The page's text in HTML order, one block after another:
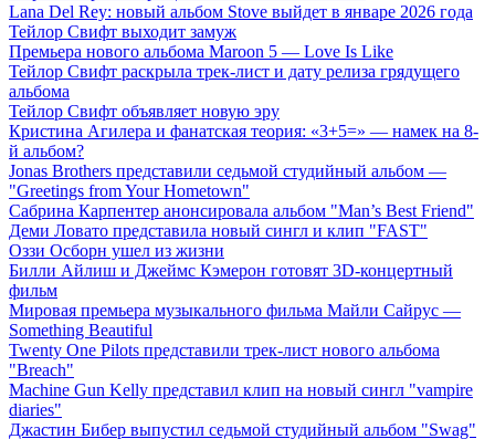
Lana Del Rey: новый альбом Stove выйдет в январе 2026 года
Тейлор Свифт выходит замуж
Премьера нового альбома Maroon 5 — Love Is Like
Тейлор Свифт раскрыла трек-лист и дату релиза грядущего
альбома
Тейлор Свифт объявляет новую эру
Кристина Агилера и фанатская теория: «3+5=» — намек на 8-
й альбом?
Jonas Brothers представили седьмой студийный альбом —
"Greetings from Your Hometown"
Сабрина Карпентер анонсировала альбом "Man’s Best Friend"
Деми Ловато представила новый сингл и клип "FAST"
Оззи Осборн ушел из жизни
Билли Айлиш и Джеймс Кэмерон готовят 3D-концертный
фильм
Мировая премьера музыкального фильма Майли Сайрус —
Something Beautiful
Twenty One Pilots представили трек-лист нового альбома
"Breach"
Machine Gun Kelly представил клип на новый сингл "vampire
diaries"
Джастин Бибер выпустил седьмой студийный альбом "Swag"